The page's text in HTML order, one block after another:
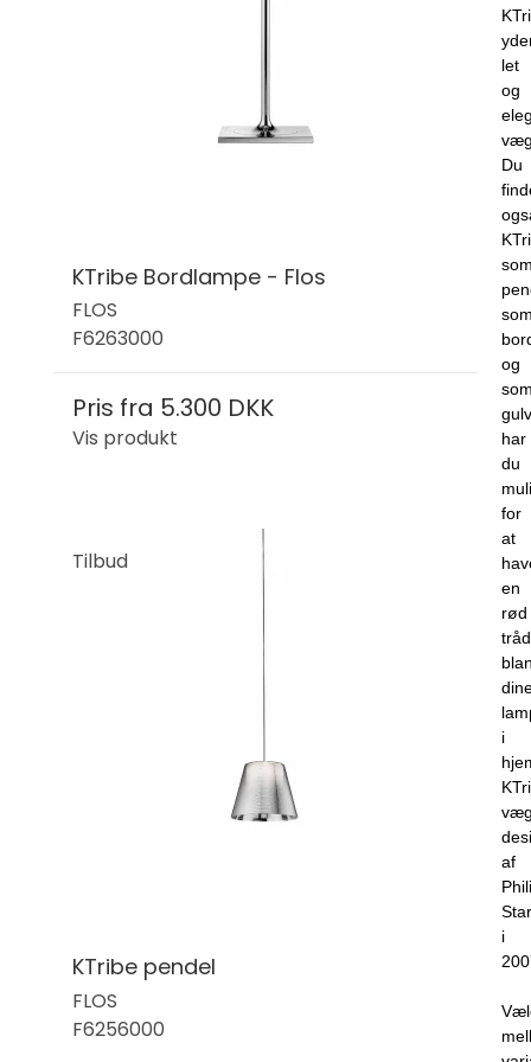
KTribe Bordlampe - Flos
FLOS
F6263000
Pris fra 5.300 DKK
Vis produkt
Tilbud
KTribe pendel
FLOS
F6256000
let
og
Du
og
har
du
for
at
en
rød
tråd
i
af
i